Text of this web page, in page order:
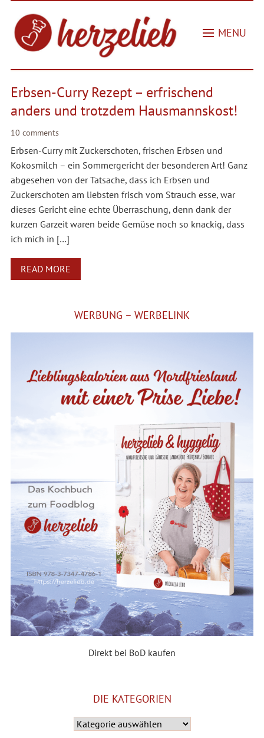
MENU
Erbsen-Curry Rezept – erfrischend
anders und trotzdem Hausmannskost!
10 comments
Erbsen-Curry mit Zuckerschoten, frischen Erbsen und
Kokosmilch – ein Sommergericht der besonderen Art! Ganz
abgesehen von der Tatsache, dass ich Erbsen und
Zuckerschoten am liebsten frisch vom Strauch esse, war
dieses Gericht eine echte Überraschung, denn dank der
kurzen Garzeit waren beide Gemüse noch so knackig, dass
ich mich in […]
READ MORE
WERBUNG – WERBELINK
Direkt bei BoD kaufen
DIE KATEGORIEN